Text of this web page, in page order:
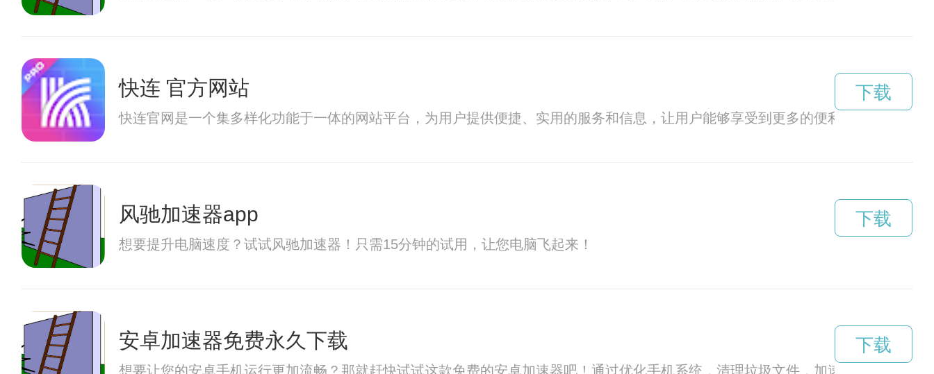
快连 官方网站
快连官网是一个集多样化功能于一体的网站平台，为用户提供便捷、实用的服务和信息，让用户能够享受到更多的便利和乐趣。
下载
风驰加速器app
想要提升电脑速度？试试风驰加速器！只需15分钟的试用，让您电脑飞起来！
下载
安卓加速器免费永久下载
想要让您的安卓手机运行更加流畅？那就赶快试试这款免费的安卓加速器吧！通过优化手机系统，清理垃圾文件，加速应用程序等功
下载